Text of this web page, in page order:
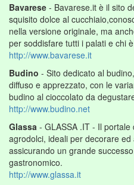
Bavarese - Bavarese.it è il sito
squisito dolce al
nella versione originale, ma
per soddisfare tutti i palati e chi
http://www.bavarese.it
Budino - Sito dedicato al
diffuso e apprezzato, con le
budino al cioccolato da
http://www.budino.net
Glassa - GLASSA .IT - Il
agrodolci, ideali per decorare
assicurando un grande
gastronomico.
http://www.glassa.it